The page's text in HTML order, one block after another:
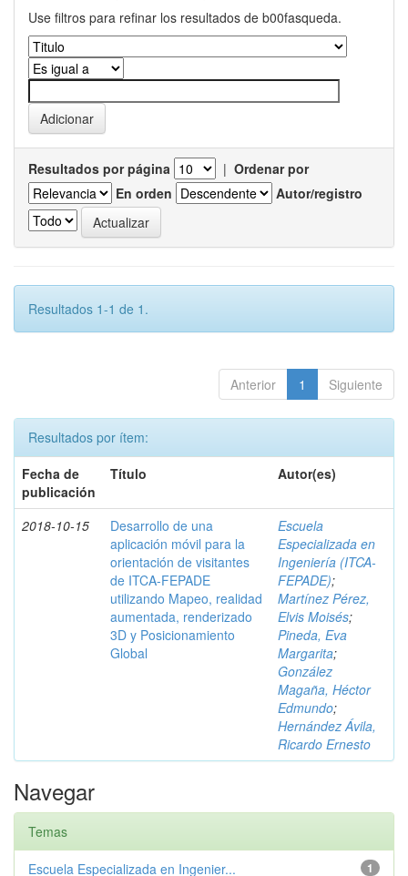
Use filtros para refinar los resultados de b00fasqueda.
Resultados por página | Ordenar por
En orden
Autor/registro
Resultados 1-1 de 1.
Anterior 1 Siguiente
Resultados por ítem:
Fecha de
publicación
Título Autor(es)
2018-10-15
Desarrollo de una
aplicación móvil para la
orientación de visitantes
de ITCA-FEPADE
utilizando Mapeo, realidad
aumentada, renderizado
3D y Posicionamiento
Global
Escuela
Especializada en
Ingeniería (ITCA-
FEPADE);
Martínez Pérez,
Elvis Moisés;
Pineda, Eva
Margarita;
González
Magaña, Héctor
Edmundo;
Hernández Ávila,
Ricardo Ernesto
Navegar
Temas
1
Escuela Especializada en Ingenier...